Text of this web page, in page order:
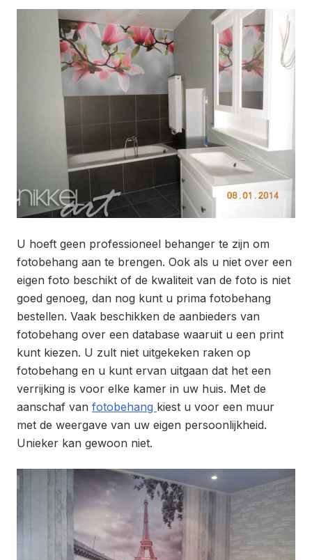
U hoeft geen professioneel behanger te zijn om
fotobehang aan te brengen. Ook als u niet over een
eigen foto beschikt of de kwaliteit van de foto is niet
goed genoeg, dan nog kunt u prima fotobehang
bestellen. Vaak beschikken de aanbieders van
fotobehang over een database waaruit u een print
kunt kiezen. U zult niet uitgekeken raken op
fotobehang en u kunt ervan uitgaan dat het een
verrijking is voor elke kamer in uw huis. Met de
aanschaf van fotobehang kiest u voor een muur
met de weergave van uw eigen persoonlijkheid.
Unieker kan gewoon niet.